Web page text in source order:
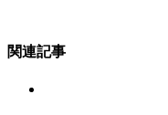
関連記事